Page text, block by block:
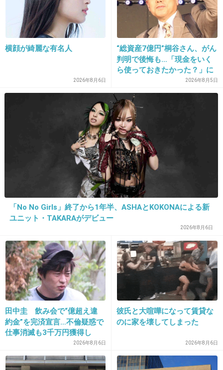
ぱばあ…笑 可愛い笑
+2 -0
二人とも苦手だわ
+60
2019/02/10(日) 22:18:06
川田裕美アナ、ドストライクなんだけど
+10
29. 匿名 2019/02/10(日) 22:19:20
指原さん、そんな事よりまほほん助けて！！
+88 -10
30. 匿名2019/02/10(日) 22:19:42
>>10
Instagramのコメントが嘘だから
横顔が綺麗な有名人
2026年8月6日
“総資産7億円”桐谷さん、がん
判明で後悔も…「現金をいく
ら使っておきたかった？」に
2026年8月5日
「No No Girls」終了から1年半、ASHAとKOKONAによる新
ユニット・TAKARAがデビュー
2026年8月6日
田中圭 飲み会で“億超え違
約金”を完済宣言…不倫疑惑で
仕事消滅も3千万円獲得し
2026年8月6日
彼氏と大喧嘩になって賃貸な
のに家を壊してしまった
2026年8月6日